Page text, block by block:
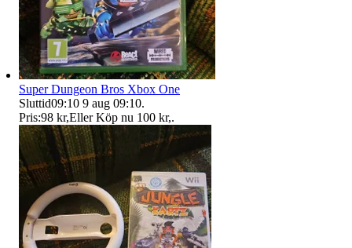
Super Dungeon Bros Xbox One
Sluttid09:10 9 aug 09:10.
Pris:98 kr,Eller Köp nu 100 kr,.